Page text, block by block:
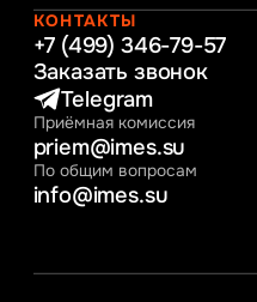
Интернет-маркетинг
КОНТАКТЫ
+7 (499) 346-79-57
Заказать звонок
Telegram
Приёмная комиссия
priem@imes.su
По общим вопросам
info@imes.su